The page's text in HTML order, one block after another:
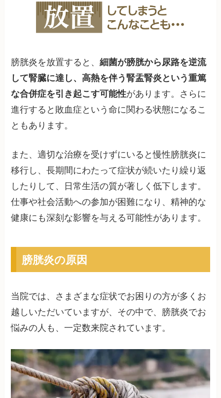
膀胱炎を放置すると、細菌が膀胱から尿路を逆流
して腎臓に達し、高熱を伴う腎盂腎炎という重篤
な合併症を引き起こす可能性があります。さらに
進行すると敗血症という命に関わる状態になるこ
ともあります。
また、適切な治療を受けずにいると慢性膀胱炎に
移行し、長期間にわたって症状が続いたり繰り返
したりして、日常生活の質が著しく低下します。
仕事や社会活動への参加が困難になり、精神的な
健康にも深刻な影響を与える可能性があります。
膀胱炎の原因
当院では、さまざまな症状でお困りの方が多くお
越しいただいていますが、その中で、膀胱炎でお
悩みの人も、一定数来院されています。